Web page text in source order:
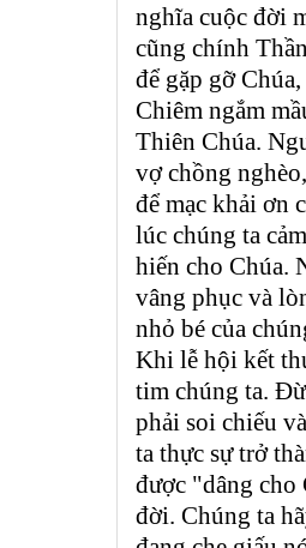
nghĩa cuộc đời
cũng chính
để gặp gỡ
Chiêm ngắm
Thiên Chúa.
vợ chồng
để mạc khải ơn
lúc chúng ta
hiến cho Chúa.
vâng phục và
nhỏ bé của
Khi lễ hội kết
tim chúng ta.
phải soi chiếu
ta thực sự trở
được "dâng cho
đời. Chúng ta